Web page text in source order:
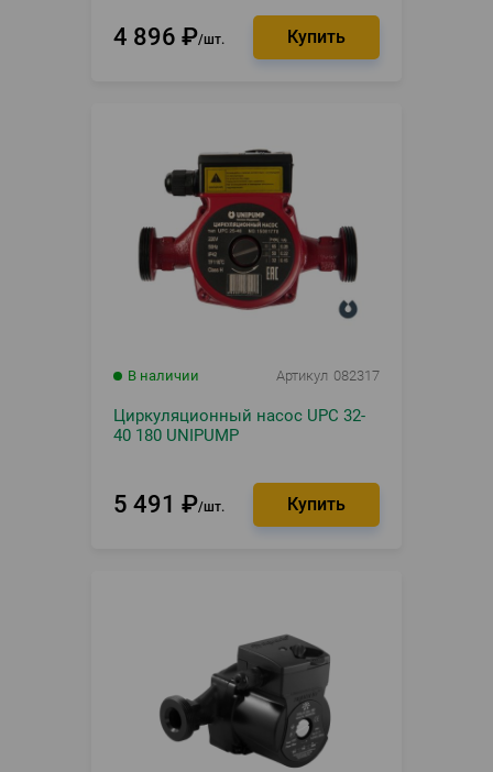
4 896 ₽ шт.
В наличии Артикул 082317
Циркуляционный насос UPC 32-
40 180 UNIPUMP
5 491 ₽ шт.